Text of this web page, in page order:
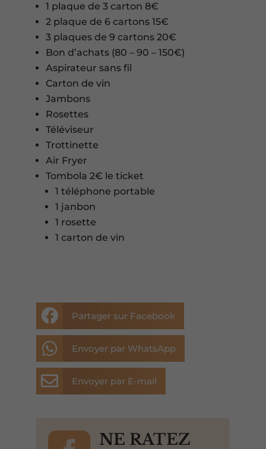
1 plaque de 3 carton 8€
2 plaque de 6 cartons 15€
3 plaques de 9 cartons 20€
Bon d’achats (80 – 90 – 150€)
Aspirateur sans fil
Carton de vin
Jambons
Rosettes
Téléviseur
Trottinette
Air Fryer
Tombola 2€ le ticket
1 téléphone portable
1 janbon
1 rosette
1 carton de vin
 Partager sur Facebook
 Envoyer par WhatsApp
 Envoyer par E-mail
NE RATEZ